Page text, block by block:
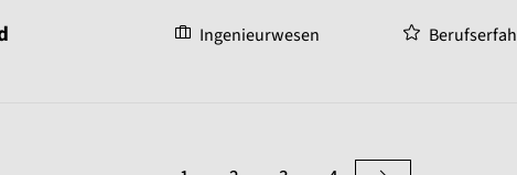
Ingenieurwesen